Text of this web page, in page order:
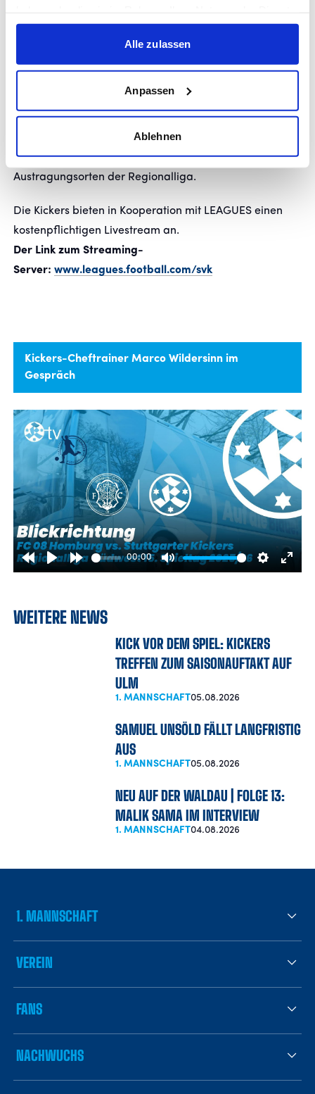
gesammelt haben.
Alle zulassen
Anpassen
Ablehnen
in dieser Zeit Schlagzeilen: 1977, sowie 1991 gelang dem
Verein im DFB-Pokal ein überraschender Sieg gegen
den FC Bayern München.
Heute ist der FCH einer der traditionsreichsten Vereine
im Saarland und steht für kontinuierliche Arbeit im
regionalen Spitzenfußball. Mit einem Stadion, das um
die 16.500 Zuschauer fasst, zählt es zu den größten
Austragungsorten der Regionalliga.
Die Kickers bieten in Kooperation mit LEAGUES einen
kostenpflichtigen Livestream an.
Der Link zum Streaming-
Server: www.leagues.football.com/svk
Kickers-Cheftrainer Marco Wildersinn im
Gespräch
Rewind
PlayForward
00:00
Mute Settings
Enter
WEITERE NEWS
KICK VOR DEM SPIEL: KICKERS
TREFFEN ZUM SAISONAUFTAKT AUF
ULM
1. MANNSCHAFT05.08.2026
SAMUEL UNSÖLD FÄLLT LANGFRISTIG
AUS
1. MANNSCHAFT05.08.2026
NEU AUF DER WALDAU | FOLGE 13:
MALIK SAMA IM INTERVIEW
1. MANNSCHAFT04.08.2026
1. MANNSCHAFT
VEREIN
FANS
NACHWUCHS